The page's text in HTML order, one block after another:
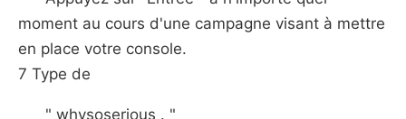
moment au cours d'une campagne visant à mettre
en place votre console.
7 Type de
" whysoserious . "